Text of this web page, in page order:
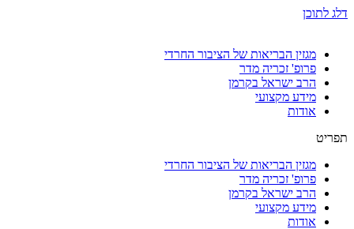
דלג לתוכן
מגזין הבריאות של הציבור החרדי
פרופ' זכריה מדר
הרב ישראל בקרמן
מידע מקצועי
אודות
תפריט
מגזין הבריאות של הציבור החרדי
פרופ' זכריה מדר
הרב ישראל בקרמן
מידע מקצועי
אודות